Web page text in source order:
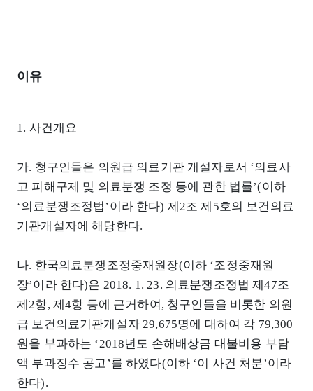
이유
1. 사건개요
가. 청구인들은 의원급 의료기관 개설자로서 ‘의료사
고 피해구제 및 의료분쟁 조정 등에 관한 법률’(이하
‘의료분쟁조정법’이라 한다) 제2조 제5호의 보건의료
기관개설자에 해당한다.
나. 한국의료분쟁조정중재원장(이하 ‘조정중재원
장’이라 한다)은 2018. 1. 23. 의료분쟁조정법 제47조
제2항, 제4항 등에 근거하여, 청구인들을 비롯한 의원
급 보건의료기관개설자 29,675명에 대하여 각 79,300
원을 부과하는 ‘2018년도 손해배상금 대불비용 부담
액 부과징수 공고’를 하였다(이하 ‘이 사건 처분’이라
한다).